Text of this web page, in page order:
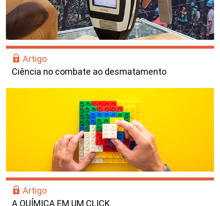
Artigo
Ciência no combate ao desmatamento
Artigo
A QUÍMICA EM UM CLICK